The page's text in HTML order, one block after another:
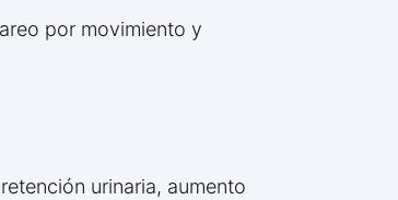
por movimiento y
urinaria, aumento